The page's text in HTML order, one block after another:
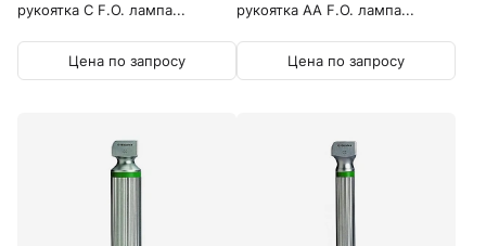
рукоятка C F.O. лампа...
Цена по запросу
рукоятка AA F.O. лампа...
Цена по запросу